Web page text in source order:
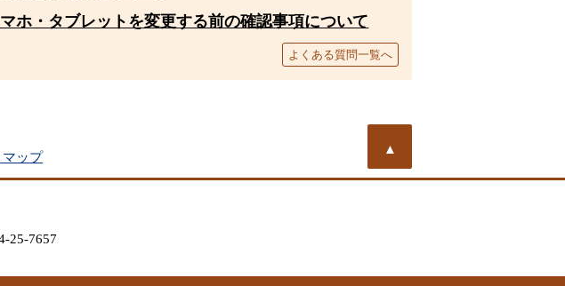
ホ・タブレットを変更する前の確認事項について
よくある質問一覧へ
ップ
25-7657